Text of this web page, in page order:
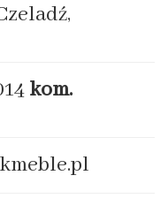
kom.